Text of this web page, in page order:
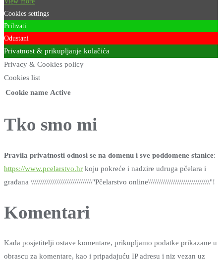
Cookies settings
Prihvati
Odustani
Privatnost & prikupljanje kolačića
Privacy & Cookies policy
Cookies list
Cookie name Active
Tko smo mi
Pravila privatnosti odnosi se na domenu i sve poddomene stanice:
https://www.pcelarstvo.hr koju pokreće i nadzire udruga pčelara i
građana \\\\\\\\\\\\\\\\\\\\\\\\\\\\\\\"Pčelarstvo online\\\\\\\\\\\\\\\\\\\\\\\\\\\\\\\"!
Komentari
Kada posjetitelji ostave komentare, prikupljamo podatke prikazane u
obrascu za komentare, kao i pripadajuću IP adresu i niz vezan uz